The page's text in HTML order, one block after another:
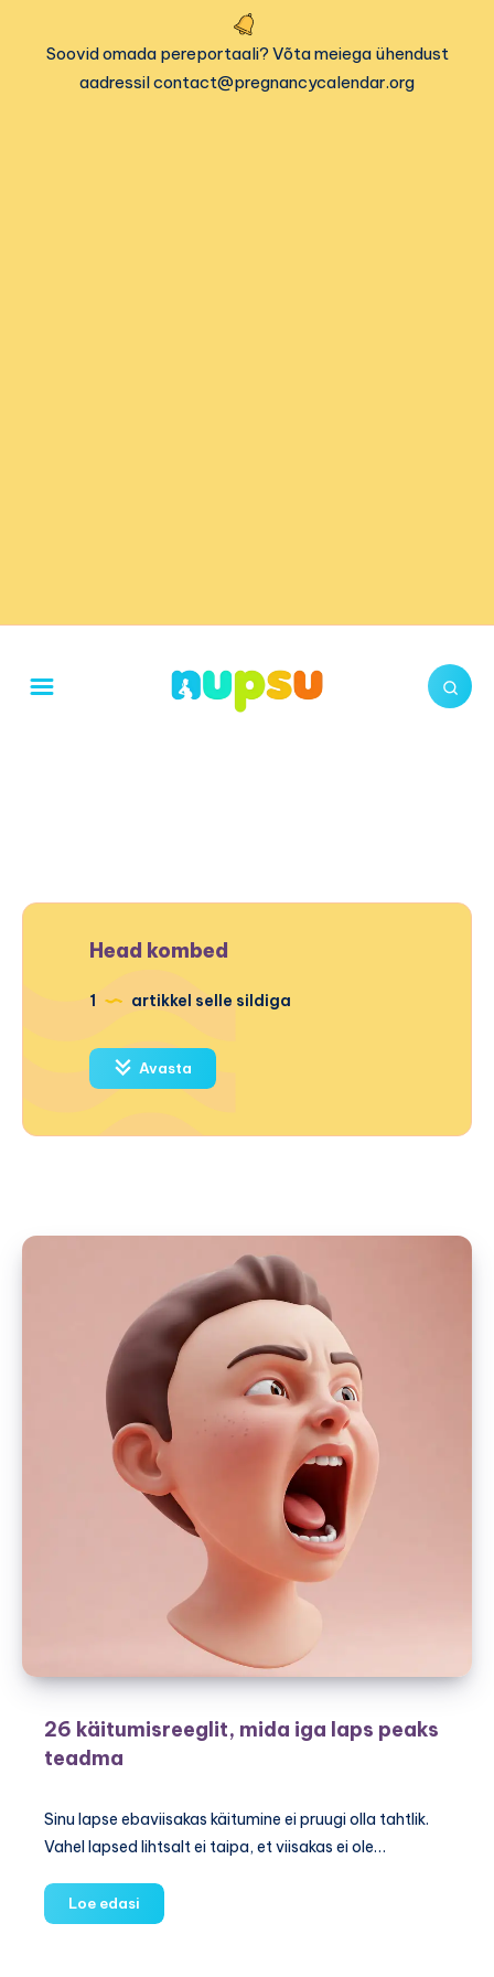
Soovid omada pereportaali? Võta meiega ühendust
aadressil contact@pregnancycalendar.org
Head kombed
1 artikkel selle sildiga
Avasta
26 käitumisreeglit, mida iga laps peaks
teadma
Sinu lapse ebaviisakas käitumine ei pruugi olla tahtlik.
Vahel lapsed lihtsalt ei taipa, et viisakas ei ole…
Loe edasi
käitumisreeglit,